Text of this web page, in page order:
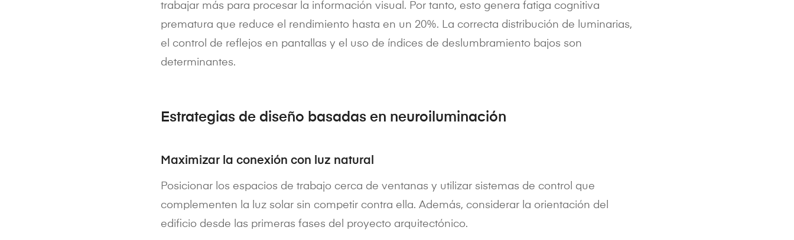
trabajar más para procesar la información visual. Por tanto, esto genera fatiga cognitiva
prematura que reduce el rendimiento hasta en un 20%. La correcta distribución de luminarias,
el control de reflejos en pantallas y el uso de índices de deslumbramiento bajos son
determinantes.
Estrategias de diseño basadas en neuroiluminación
Maximizar la conexión con luz natural
Posicionar los espacios de trabajo cerca de ventanas y utilizar sistemas de control que
complementen la luz solar sin competir contra ella. Además, considerar la orientación del
edificio desde las primeras fases del proyecto arquitectónico.